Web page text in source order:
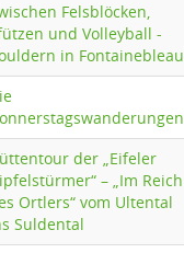
Felsblöcken,
und Volleyball -
in Fontainebleau
der „Eifeler
– „Im Reich
Ortlers“ vom Ultental
Suldental